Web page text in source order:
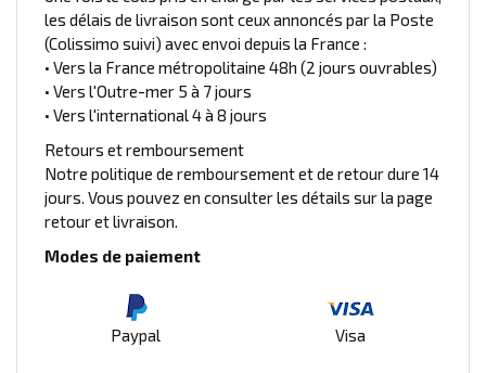
les délais de livraison sont ceux annoncés par la Poste
(Colissimo suivi) avec envoi depuis la France :
• Vers la France métropolitaine 48h (2 jours ouvrables)
• Vers l'Outre-mer 5 à 7 jours
• Vers l'international 4 à 8 jours
Retours et remboursement
Notre politique de remboursement et de retour dure 14
jours. Vous pouvez en consulter les détails sur la page
retour et livraison.
Modes de paiement
Paypal Visa